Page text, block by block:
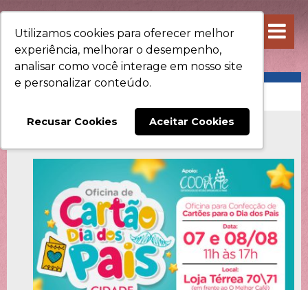
Utilizamos cookies para oferecer melhor
experiência, melhorar o desempenho,
analisar como você interage em nosso site
e personalizar conteúdo.
Recusar Cookies Aceitar Cookies